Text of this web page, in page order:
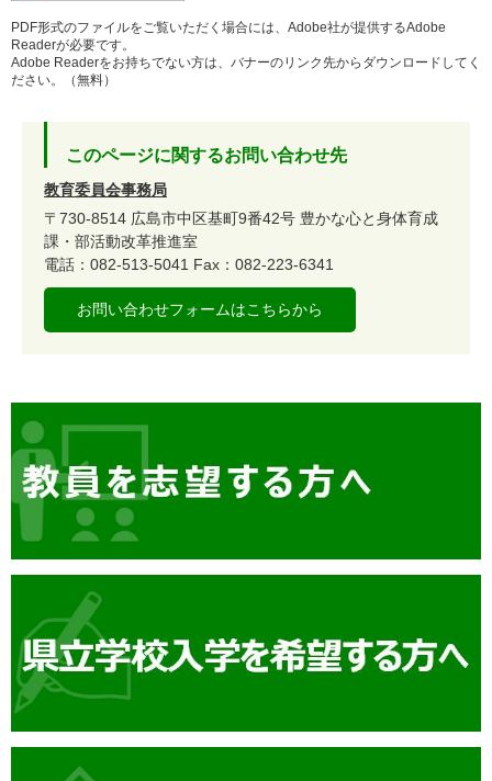
PDF形式のファイルをご覧いただく場合には、Adobe社が提供するAdobe
Readerが必要です。
Adobe Readerをお持ちでない方は、バナーのリンク先からダウンロードしてく
ださい。（無料）
このページに関するお問い合わせ先
教育委員会事務局
〒730-8514 広島市中区基町9番42号 豊かな心と身体育成
課・部活動改革推進室
電話：082-513-5041 Fax：082-223-6341
お問い合わせフォームはこちらから